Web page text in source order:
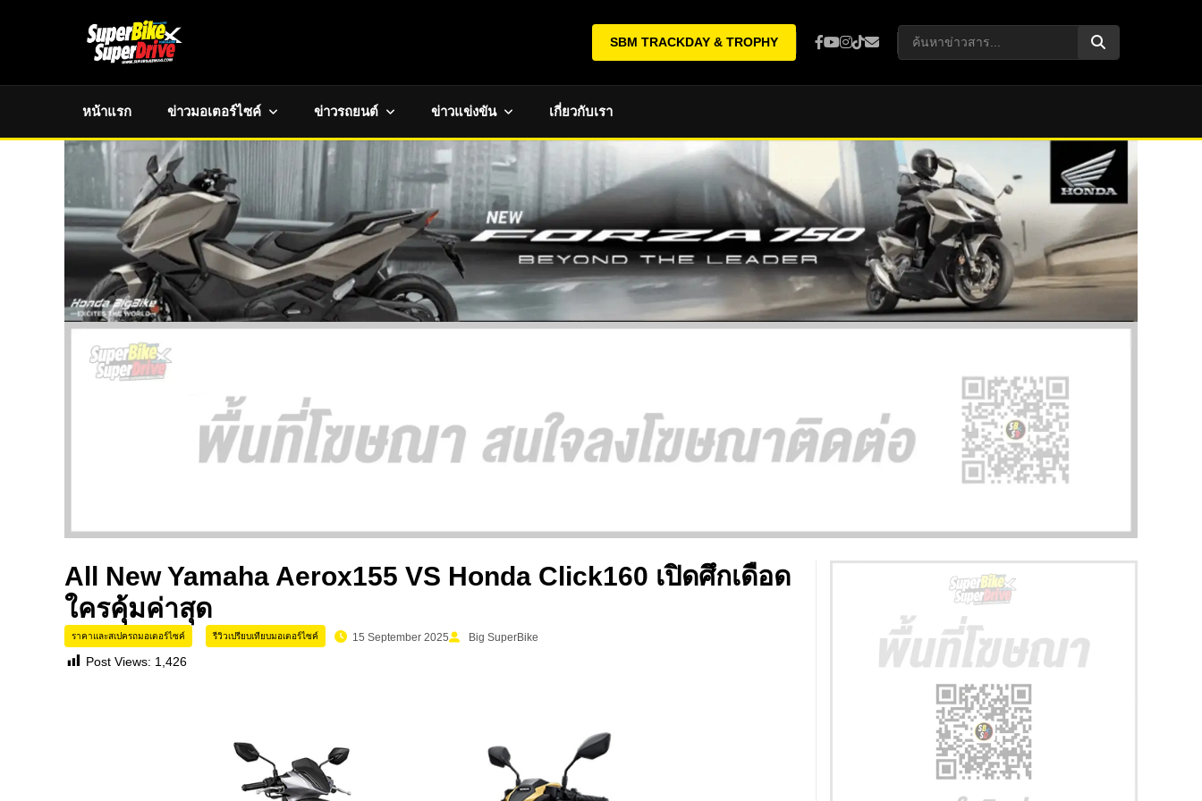
SBM TRACKDAY & TROPHY
หน้าแรก ข่าวมอเตอร์ไซค์ ข่าวรถยนต์ ข่าวแข่งขัน เกี่ยวกับเรา
All New Yamaha Aerox155 VS Honda Click160 เปิดศึกเดือด
ใครคุ้มค่าสุด
ราคาและสเปครถมอเตอร์ไซค์ รีวิวเปรียบเทียบมอเตอร์ไซค์ 15 September 2025 Big SuperBike
Post Views: 1,426